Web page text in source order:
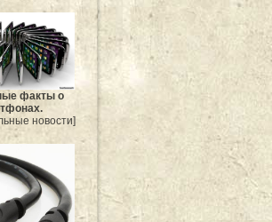
факты о
новости]